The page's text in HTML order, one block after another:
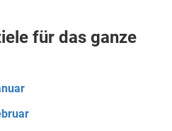
für das ganze